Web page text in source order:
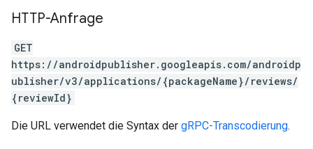
HTTP-Anfrage
GET
https://androidpublisher.googleapis.com/androidp
ublisher/v3/applications/{packageName}/reviews/
{reviewId}
Die URL verwendet die Syntax der gRPC-Transcodierung.